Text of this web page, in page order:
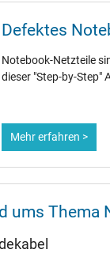
Defektes
Notebook-Netzteile
dieser "Step-by-Step"
Mehr erfahren >
Thema